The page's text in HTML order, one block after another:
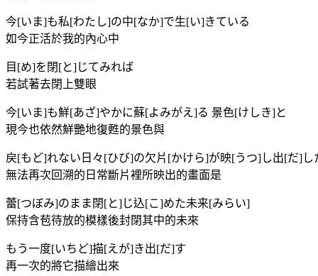
今[いま]も私[わたし]の中[なか]で生[い]きている
如今正活於我的內心中
目[め]を閉[と]じてみれば
若試著去閉上雙眼
今[いま]も鮮[あざ]やかに蘇[よみがえ]る 景色[けしき]と
現今也依然鮮艷地復甦的景色與
戻[もど]れない日々[ひび]の欠片[かけら]が映[うつ]し出[だ]し
無法再次回溯的日常斷片裡所映出的畫面是
蕾[つぼみ]のまま閉[と]じ込[こ]めた未来[みらい]
保持含苞待放的模樣後封閉其中的未來
もう一度[いちど]描[えが]き出[だ]す
再一次的將它描繪出來